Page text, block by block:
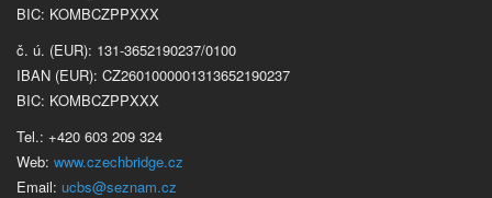
BIC: KOMBCZPPXXX
č. ú. (EUR): 131-3652190237/0100
IBAN (EUR): CZ2601000001313652190237
BIC: KOMBCZPPXXX
Tel.: +420 603 209 324
Web: www.czechbridge.cz
Email: ucbs@seznam.cz